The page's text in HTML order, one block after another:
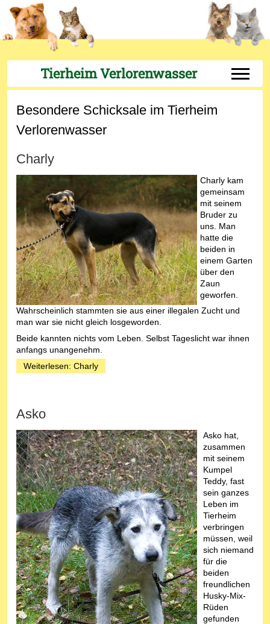
Tierheim Verlorenwasser Off-
Besondere Schicksale im Tierheim
Verlorenwasser
Charly
Charly kam
gemeinsam
mit seinem
Bruder zu
uns. Man
hatte die
beiden in
einem Garten
über den
Zaun
geworfen.
Wahrscheinlich stammten sie aus einer illegalen Zucht und
man war sie nicht gleich losgeworden.
Beide kannten nichts vom Leben. Selbst Tageslicht war ihnen
anfangs unangenehm.
Weiterlesen: Charly
Asko
Asko hat,
zusammen
mit seinem
Kumpel
Teddy, fast
sein ganzes
Leben im
Tierheim
verbringen
müssen, weil
sich niemand
für die
beiden
freundlichen
Husky-Mix-
Rüden
gefunden